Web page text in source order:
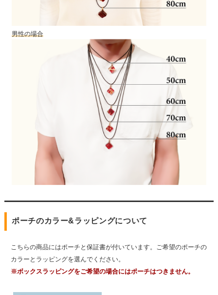
男性の場合
ポーチのカラー&ラッピングについて
こちらの商品にはポーチと保証書が付いています。ご希望のポーチの
カラーとラッピングを選んでください。
※ボックスラッピングをご希望の場合にはポーチはつきません。